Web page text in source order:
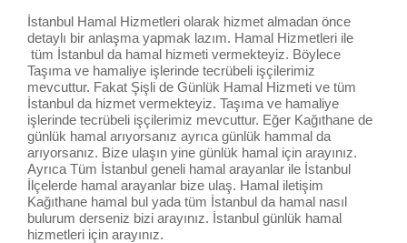
İstanbul Hamal Hizmetleri olarak hizmet almadan önce
detaylı bir anlaşma yapmak lazım. Hamal Hizmetleri ile
tüm İstanbul da hamal hizmeti vermekteyiz. Böylece
Taşıma ve hamaliye işlerinde tecrübeli işçilerimiz
mevcuttur. Fakat Şişli de Günlük Hamal Hizmeti ve tüm
İstanbul da hizmet vermekteyiz. Taşıma ve hamaliye
işlerinde tecrübeli işçilerimiz mevcuttur. Eğer Kağıthane de
günlük hamal arıyorsanız ayrıca günlük hammal da
arıyorsanız. Bize ulaşın yine günlük hamal için arayınız.
Ayrıca Tüm İstanbul geneli hamal arayanlar ile İstanbul
İlçelerde hamal arayanlar bize ulaş. Hamal iletişim
Kağıthane hamal bul yada tüm İstanbul da hamal nasıl
bulurum derseniz bizi arayınız. İstanbul günlük hamal
hizmetleri için arayınız.